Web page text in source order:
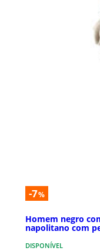
-7%
Homem negro
napolitano com
DISPONÍVEL